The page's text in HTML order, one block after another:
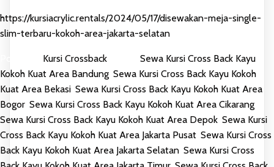
https://kursiacrylic.rentals/2024/05/17/disewakan-meja-single-
slim-terbaru-kokoh-area-jakarta-selatan
Kursi CrossbackTagged Sewa Kursi Cross Back Kayu
Kokoh Kuat Area Bandung Sewa Kursi Cross Back Kayu Kokoh
Kuat Area Bekasi Sewa Kursi Cross Back Kayu Kokoh Kuat Area
Bogor Sewa Kursi Cross Back Kayu Kokoh Kuat Area Cikarang
Sewa Kursi Cross Back Kayu Kokoh Kuat Area Depok Sewa Kursi
Cross Back Kayu Kokoh Kuat Area Jakarta Pusat Sewa Kursi Cross
Back Kayu Kokoh Kuat Area Jakarta Selatan Sewa Kursi Cross